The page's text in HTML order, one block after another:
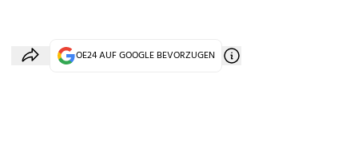
OE24 AUF GOOGLE BEVORZUGEN